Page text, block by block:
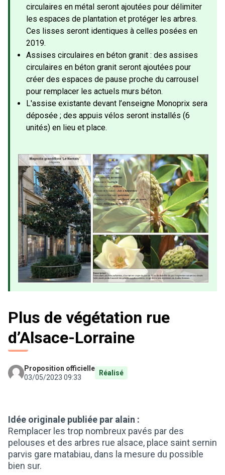
circulaires en métal seront ajoutées pour délimiter
les espaces de plantation et protéger les arbres.
Ces lisses seront identiques à celles posées en
2019.
Assises circulaires en béton granit : des assises
circulaires en béton granit seront ajoutées pour
créer des espaces de pause proche du carrousel
pour remplacer les actuels murs béton.
L'assise existante devant l’enseigne Monoprix sera
déposée ; des appuis vélos seront installés (6
unités) en lieu et place.
Plus de végétation rue
d’Alsace-Lorraine
Proposition officielle
03/05/2023 09:33
Réalisé
Idée originale publiée par alain :
Remplacer les trop nombreux pavés par des
pelouses et des arbres rue alsace, place saint sernin
parvis gare matabiau, dans la mesure du possible
bien sur.